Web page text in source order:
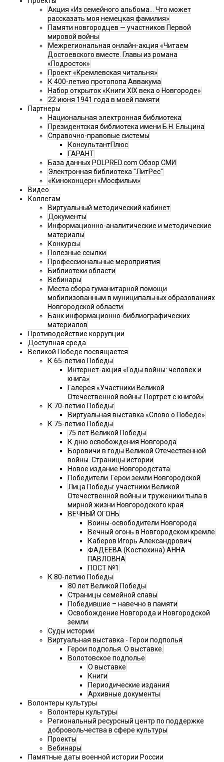
Акция «Из семейного альбома... Что может
рассказать моя немецкая фамилия»
Памяти новгородцев — участников Первой
мировой войны
Межрегиональная онлайн-акция «Читаем
Достоевского вместе. Главы из романа
«Подросток»
Проект «Кремлевская читальня»
К 400-летию протопопа Аввакума
Набор открыток «Книги XIX века о Новгороде»
22 июня 1941 года в моей памяти
Партнеры
Национальная электронная библиотека
Президентская библиотека имени Б.Н. Ельцина
Справочно-правовые системы
КонсультантПлюс
ГАРАНТ
База данных POLPRED.com Обзор СМИ
Электронная библиотека "ЛитРес"
«Киноконцерн «Мосфильм»
Видео
Коллегам
Виртуальный методический кабинет
Документы
Информационно-аналитические и методические
материалы
Конкурсы
Полезные ссылки
Профессиональные мероприятия
Библиотеки области
Вебинары
Места сбора гуманитарной помощи
мобилизованным в муниципальных образованиях
Новгородской области
Банк информационно-библиографических
материалов
Противодействие коррупции
Доступная среда
Великой Победе посвящается
К 65-летию Победы
Интернет-акция «Годы войны: человек и
книга»
Галерея «Участники Великой
Отечественной войны: Портрет с книгой»
К 70-летию Победы:
Виртуальная выставка «Слово о Победе»
К 75-летию Победы
75 лет Великой Победы
К дню освобождения Новгорода
Боровичи в годы Великой Отечественной
войны. Страницы истории
Новое издание Новгородстата
Победители. Герои земли Новгородской
Лица Победы: участники Великой
Отечественной войны и труженики тыла в
мирной жизни Новгородского края
ВЕЧНЫЙ ОГОНЬ
Воины-освободители Новгорода
Вечный огонь в Новгородском кремле
Каберов Игорь Александрович
ФАДЕЕВА (Костюхина) АННА
ПАВЛОВНА
ПОСТ №1
К 80-летию Победы
80 лет Великой Победы
Страницы семейной славы
Победившие – навечно в памяти
Освобождение Новгорода и Новгородской
земли
Суды истории
Виртуальная выставка - Герои подполья
Герои подполья. О выставке.
Волотовское подполье
О выставке
Книги
Периодические издания
Архивные документы
Волонтеры культуры
Волонтеры культуры
Региональный ресурсный центр по поддержке
добровольчества в сфере культуры
Проекты
Вебинары
Памятные даты военной истории России